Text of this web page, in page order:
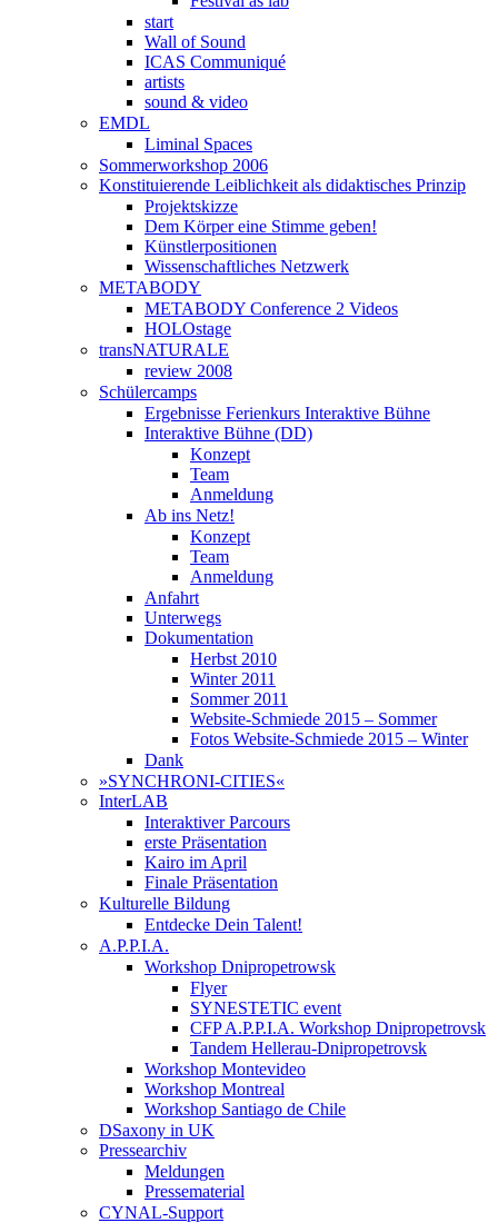
start
Wall of Sound
ICAS Communiqué
artists
sound & video
EMDL
Liminal Spaces
Sommerworkshop 2006
Konstituierende Leiblichkeit als didaktisches Prinzip
Projektskizze
Dem Körper eine Stimme geben!
Künstlerpositionen
Wissenschaftliches Netzwerk
METABODY
METABODY Conference 2 Videos
HOLOstage
transNATURALE
review 2008
Schülercamps
Ergebnisse Ferienkurs Interaktive Bühne
Interaktive Bühne (DD)
Konzept
Team
Anmeldung
Ab ins Netz!
Konzept
Team
Anmeldung
Anfahrt
Unterwegs
Dokumentation
Herbst 2010
Winter 2011
Sommer 2011
Website-Schmiede 2015 – Sommer
Fotos Website-Schmiede 2015 – Winter
Dank
»SYNCHRONI-CITIES«
InterLAB
Interaktiver Parcours
erste Präsentation
Kairo im April
Finale Präsentation
Kulturelle Bildung
Entdecke Dein Talent!
A.P.P.I.A.
Workshop Dnipropetrowsk
Flyer
SYNESTETIC event
CFP A.P.P.I.A. Workshop Dnipropetrovsk
Tandem Hellerau-Dnipropetrovsk
Workshop Montevideo
Workshop Montreal
Workshop Santiago de Chile
DSaxony in UK
Pressearchiv
Meldungen
Pressematerial
CYNAL-Support